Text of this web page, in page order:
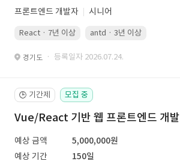
프론트엔드 개발자 시니어
React · 7년 이상 antd · 3년 이상
경기도 · 등록일자 2026.07.24.
🕒 기간제 모집 중
Vue/React 기반 웹 프론트엔드 개발
예상 금액
5,000,000원
예상 기간
150일